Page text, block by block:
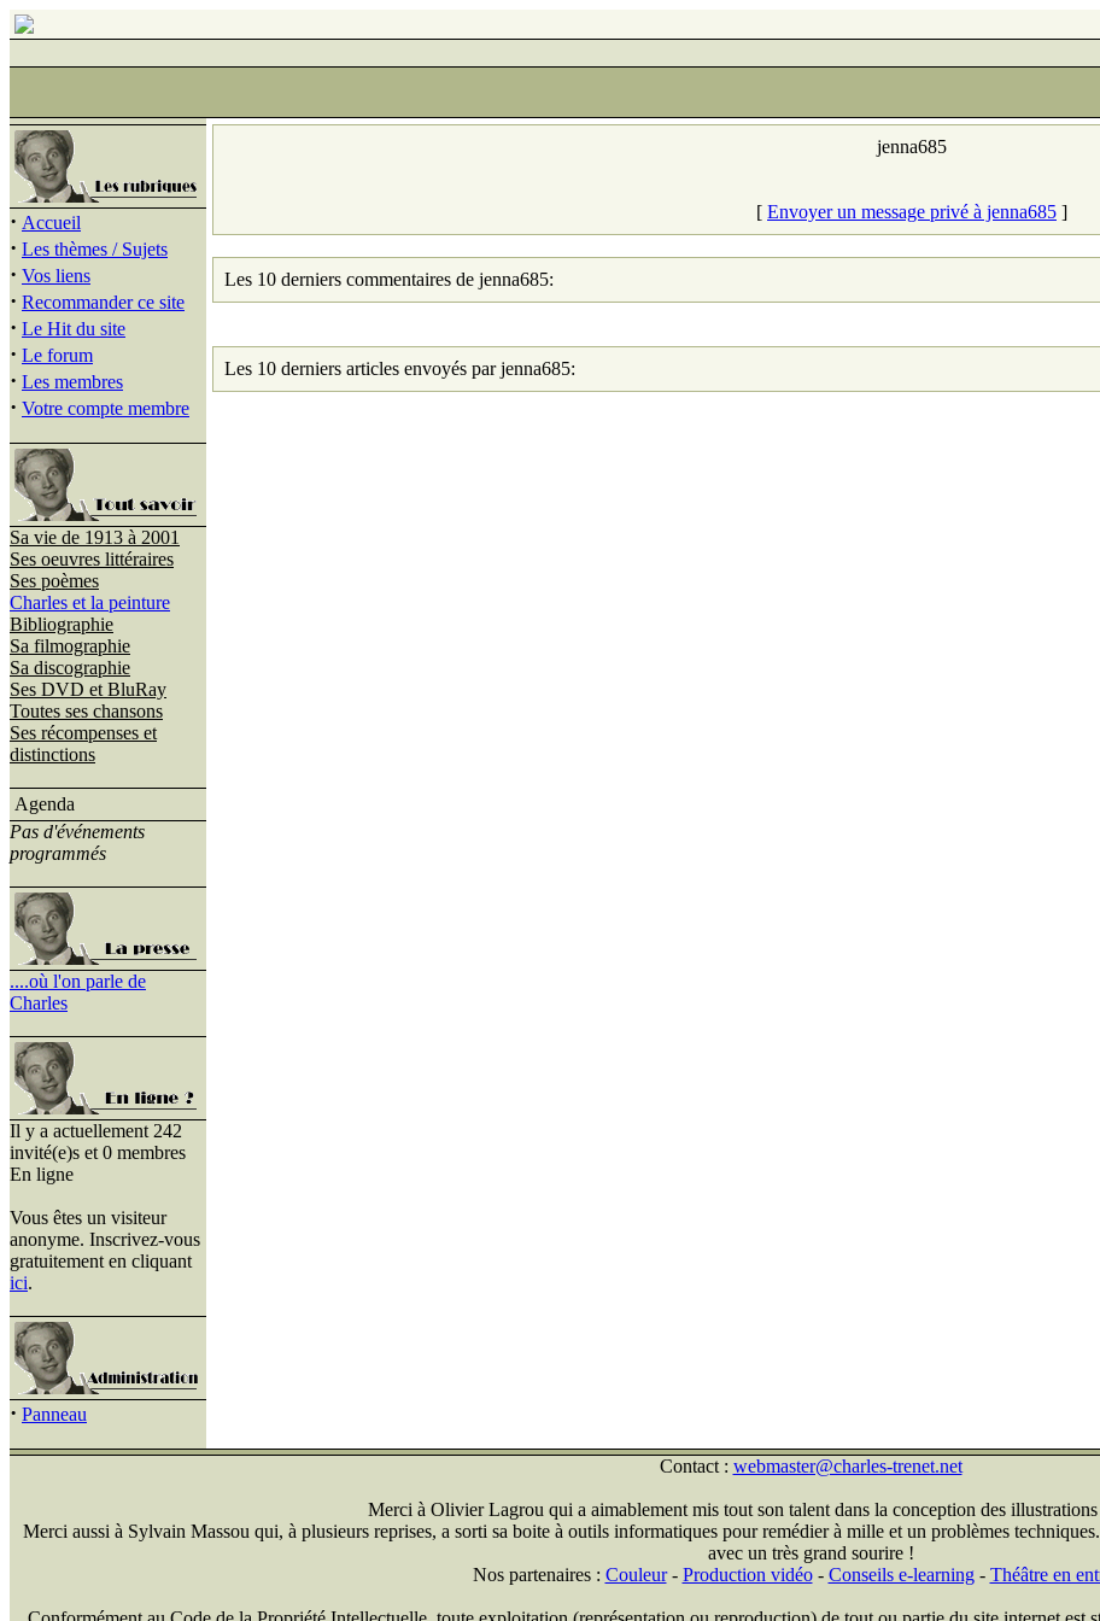
· Accueil
· Les thèmes / Sujets
· Vos liens
· Recommander ce site
· Le Hit du site
· Le forum
· Les membres
· Votre compte membre
Sa vie de 1913 à 2001
Ses oeuvres littéraires
Ses poèmes
Charles et la peinture
Bibliographie
Sa filmographie
Sa discographie
Ses DVD et BluRay
Toutes ses chansons
Ses récompenses et
distinctions
Agenda
Pas d'événements
programmés
....où l'on parle de
Charles
Il y a actuellement 242
invité(e)s et 0 membres
En ligne
Vous êtes un visiteur
anonyme. Inscrivez-vous
gratuitement en cliquant
ici.
· Panneau
jenna685
[ Envoyer un message privé à jenna685 ]
Les 10 derniers commentaires de jenna685:
Les 10 derniers articles envoyés par jenna685:
Contact : webmaster@charles-trenet.net
Merci à Olivier Lagrou qui a aimablement mis tout son talent dans la conception des illustrations
Merci aussi à Sylvain Massou qui, à plusieurs reprises, a sorti sa boite à outils informatiques pour remédier à mille et un problèmes
avec un très grand sourire !
Nos partenaires : Couleur- Production vidéo- Conseils e-learning- Théâtre en